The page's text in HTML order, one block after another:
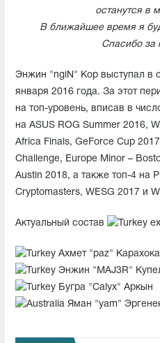
останутся в
В ближайшее время я
Спасибо за
Энжин "ngiN" Кор выступал в
января 2016 года. За этот
на топ-уровень, вписав в
на ASUS ROG Summer 2016,
Africa Finals, GeForce Cup
Challenge, Europe Minor –
Austin 2018, а также топ-4 на
Cryptomasters, WESG 2017 и
Актуальный состав
Ахмет "paz" Карахока
Энжин "MAJ3R"
Бугра "Calyx" Аркын
Яман "yam"